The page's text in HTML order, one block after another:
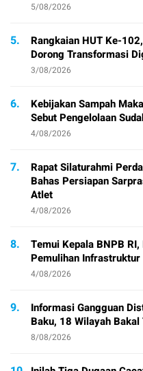
5/08/2026
5.
Rangkaian HUT Ke-
Dorong Transformasi
3/08/2026
6.
Kebijakan Sampah
Sebut Pengelolaan
4/08/2026
7.
Rapat Silaturahmi
Bahas Persiapan
Atlet
4/08/2026
8.
Temui Kepala BNPB
Pemulihan
4/08/2026
9.
Informasi Gangguan
Baku, 18 Wilayah
8/08/2026